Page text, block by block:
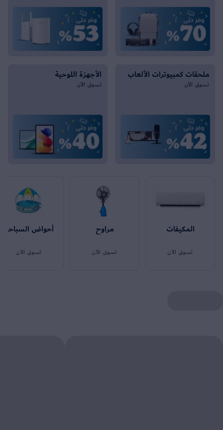
ملحقات كمبيوترات الألعاب
تسوق الآن
الأجهزة اللوحية
تسوق الآن
المكيفات
تسوق الآن
مراوح
تسوق الآن
أحواض السباحة
تسوق الآن